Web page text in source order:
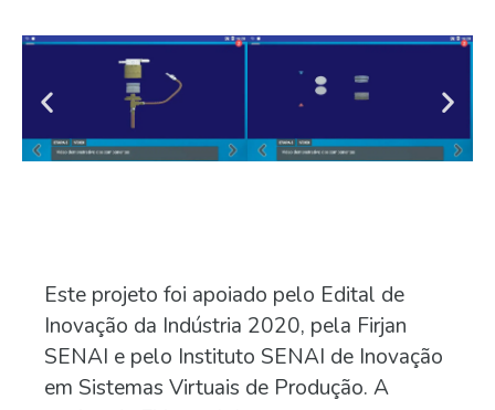
Este projeto foi apoiado pelo Edital de
Inovação da Indústria 2020, pela Firjan
SENAI e pelo Instituto SENAI de Inovação
em Sistemas Virtuais de Produção. A